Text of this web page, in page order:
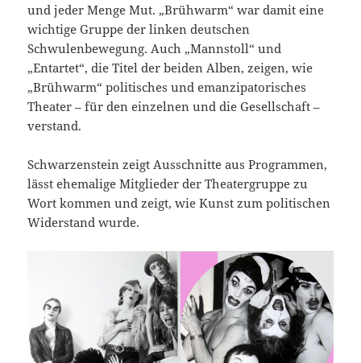
und jeder Menge Mut. „Brühwarm“ war damit eine
wich­tige Gruppe der linken deut­schen
Schwulenbewegung. Auch „Mannstoll“ und
„Entartet“, die Titel der beiden Alben, zeigen, wie
„Brühwarm“ politi­sches und emanzipatorisches
Theater – für den einzelnen und die Gesellschaft –
verstand.
Schwarzenstein zeigt Ausschnitte aus Programmen,
lässt ehemalige Mit­glie­der der Theatergruppe zu
Wort kommen und zeigt, wie Kunst zum politischen
Widerstand wurde.